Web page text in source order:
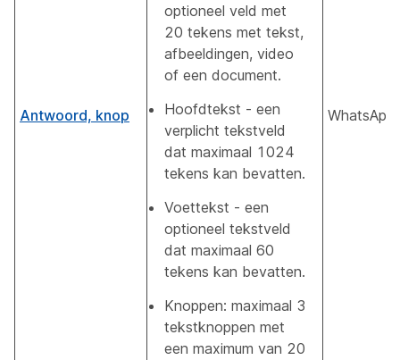
Antwoord, knop
optioneel veld met
20 tekens met tekst,
afbeeldingen, video
of een document.
Hoofdtekst - een
verplicht tekstveld
dat maximaal 1024
tekens kan bevatten.
Voettekst - een
optioneel tekstveld
dat maximaal 60
tekens kan bevatten.
Knoppen: maximaal 3
tekstknoppen met
een maximum van 20
WhatsApp